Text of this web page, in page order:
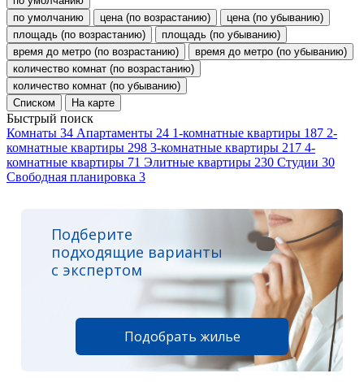
по умолчанию
цена (по возрастанию)
цена (по убыванию)
площадь (по возрастанию)
площадь (по убыванию)
время до метро (по возрастанию)
время до метро (по убыванию)
количество комнат (по возрастанию)
количество комнат (по убыванию)
Списком
На карте
Быстрый поиск
Комнаты 34 Апартаменты 24 1-комнатные квартиры 187 2-
комнатные квартиры 298 3-комнатные квартиры 217 4-
комнатные квартиры 71 Элитные квартиры 230 Студии 30
Свободная планировка 3
Подберите
подходящие варианты
с экспертом
Подобрать жилье